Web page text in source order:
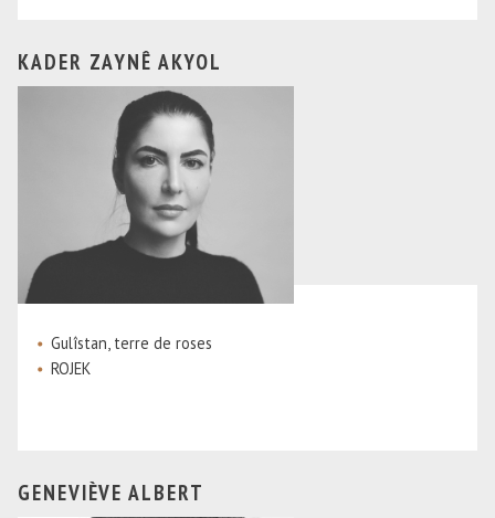
KADER ZAYNÊ AKYOL
Gulîstan, terre de roses
ROJEK
GENEVIÈVE ALBERT